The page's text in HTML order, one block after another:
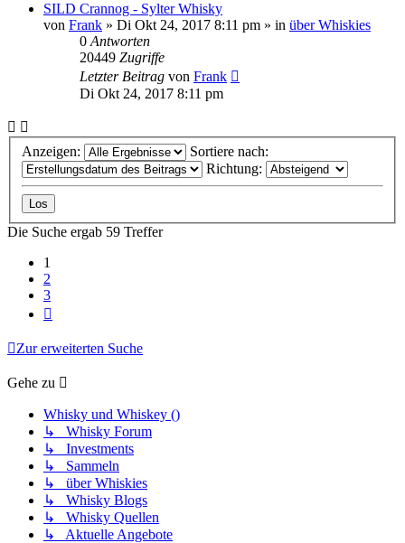
SILD Crannog - Sylter Whisky
von Frank » Di Okt 24, 2017 8:11 pm » in über Whiskies
0 Antworten
20449 Zugriffe
Letzter Beitrag von Frank
Di Okt 24, 2017 8:11 pm
Anzeigen:
Sortiere nach:
Richtung:
Die Suche ergab 59 Treffer
1
2
3
Zur erweiterten Suche
Gehe zu
Whisky und Whiskey ()
↳ Whisky Forum
↳ Investments
↳ Sammeln
↳ über Whiskies
↳ Whisky Blogs
↳ Whisky Quellen
↳ Aktuelle Angebote